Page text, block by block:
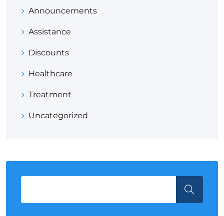
Announcements
Assistance
Discounts
Healthcare
Treatment
Uncategorized